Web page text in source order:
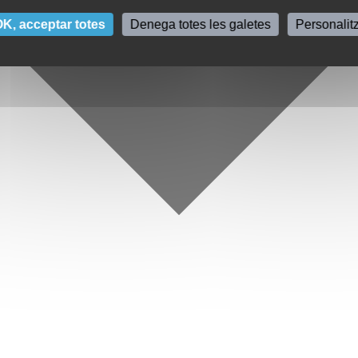
acceptar totes Denega totes les galetes